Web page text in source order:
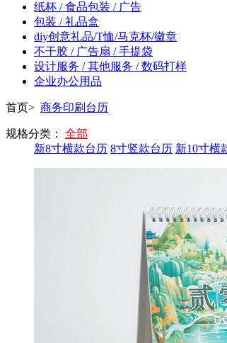
纸杯 / 食品包装 / 广告
包装 / 礼品盒
diy创意礼品/T恤/马克杯/徽章
不干胶 / 广告扇 / 手提袋
设计服务 / 其他服务 / 数码打样
企业办公用品
首页> 商务印刷台历
规格分类：
全部
新8寸横款台历 8寸竖款台历 新10寸横